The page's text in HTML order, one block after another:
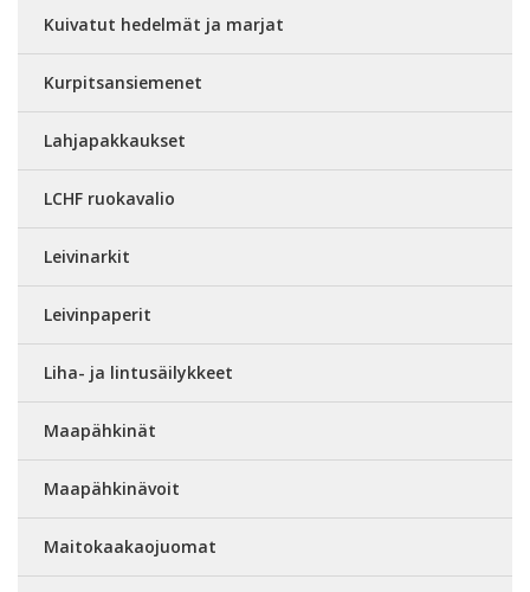
Kuivatut hedelmät ja marjat
Kurpitsansiemenet
Lahjapakkaukset
LCHF ruokavalio
Leivinarkit
Leivinpaperit
Liha- ja lintusäilykkeet
Maapähkinät
Maapähkinävoit
Maitokaakaojuomat